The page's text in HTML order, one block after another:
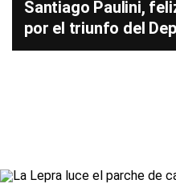
Santiago Paulini,
por el triunfo del